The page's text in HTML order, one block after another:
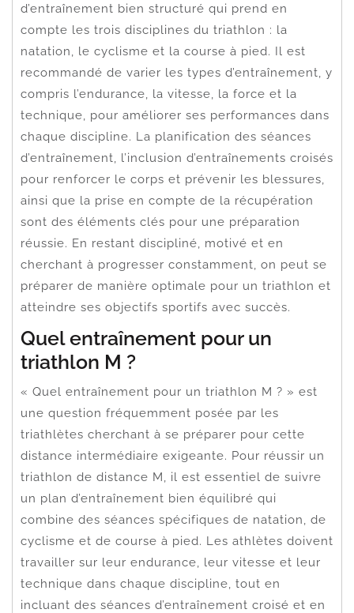
d’entraînement bien structuré qui prend en
compte les trois disciplines du triathlon : la
natation, le cyclisme et la course à pied. Il est
recommandé de varier les types d’entraînement, y
compris l’endurance, la vitesse, la force et la
technique, pour améliorer ses performances dans
chaque discipline. La planification des séances
d’entraînement, l’inclusion d’entraînements croisés
pour renforcer le corps et prévenir les blessures,
ainsi que la prise en compte de la récupération
sont des éléments clés pour une préparation
réussie. En restant discipliné, motivé et en
cherchant à progresser constamment, on peut se
préparer de manière optimale pour un triathlon et
atteindre ses objectifs sportifs avec succès.
Quel entraînement pour un
triathlon M ?
« Quel entraînement pour un triathlon M ? » est
une question fréquemment posée par les
triathlètes cherchant à se préparer pour cette
distance intermédiaire exigeante. Pour réussir un
triathlon de distance M, il est essentiel de suivre
un plan d’entraînement bien équilibré qui
combine des séances spécifiques de natation, de
cyclisme et de course à pied. Les athlètes doivent
travailler sur leur endurance, leur vitesse et leur
technique dans chaque discipline, tout en
incluant des séances d’entraînement croisé et en